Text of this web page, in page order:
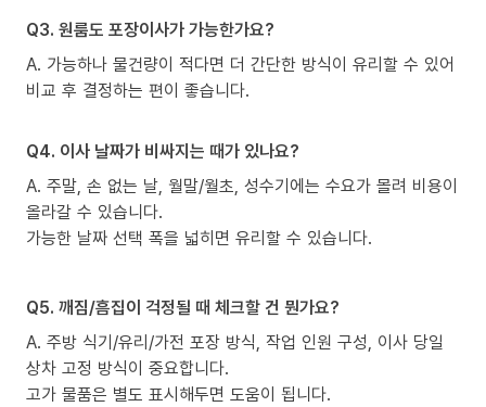
Q3. 원룸도 포장이사가 가능한가요?
A. 가능하나 물건량이 적다면 더 간단한 방식이 유리할 수 있어
비교 후 결정하는 편이 좋습니다.
Q4. 이사 날짜가 비싸지는 때가 있나요?
A. 주말, 손 없는 날, 월말/월초, 성수기에는 수요가 몰려 비용이
올라갈 수 있습니다.
가능한 날짜 선택 폭을 넓히면 유리할 수 있습니다.
Q5. 깨짐/흠집이 걱정될 때 체크할 건 뭔가요?
A. 주방 식기/유리/가전 포장 방식, 작업 인원 구성, 이사 당일
상차 고정 방식이 중요합니다.
고가 물품은 별도 표시해두면 도움이 됩니다.